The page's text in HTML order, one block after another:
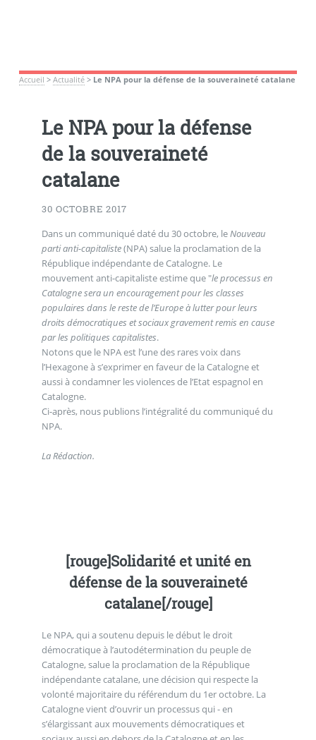
Accueil > Actualité> Le NPA pour la défense de la souveraineté catalane
Le NPA pour la défense
de la souveraineté
catalane
30 OCTOBRE 2017
Dans un communiqué daté du 30 octobre, leNouveau
parti anti-capitaliste(NPA) salue la proclamation de la
République indépendante de Catalogne. Le
mouvement anti-capitaliste estime que "le processus en
Catalogne sera un encouragement pour les classes
populaires dans le reste de l’Europe à lutter pour leurs
droits démocratiques et sociaux gravement remis en cause
par les politiques capitalistes.
Notons que le NPA est l’une des rares voix dans
l’Hexagone à s’exprimer en faveur de la Catalogne et
aussi à condamner les violences de l’Etat espagnol en
Catalogne.
Ci-après, nous publions l’intégralité du communiqué du
NPA.
La Rédaction.
[rouge]Solidarité et unité en
défense de la souveraineté
catalane[/rouge]
Le NPA, qui a soutenu depuis le début le droit
démocratique à l’autodétermination du peuple de
Catalogne, salue la proclamation de la République
indépendante catalane, une décision qui respecte la
volonté majoritaire du référendum du 1er octobre. La
Catalogne vient d’ouvrir un processus qui - en
s’élargissant aux mouvements démocratiques et